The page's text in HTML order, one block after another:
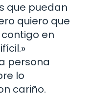
que puedan
quiero que
en
persona
lo
cariño.